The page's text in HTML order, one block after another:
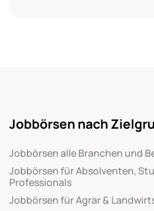
Jobbörsen nach
Jobbörsen alle Branchen und
Jobbörsen für Absolventen,
Professionals
Jobbörsen für Agrar &